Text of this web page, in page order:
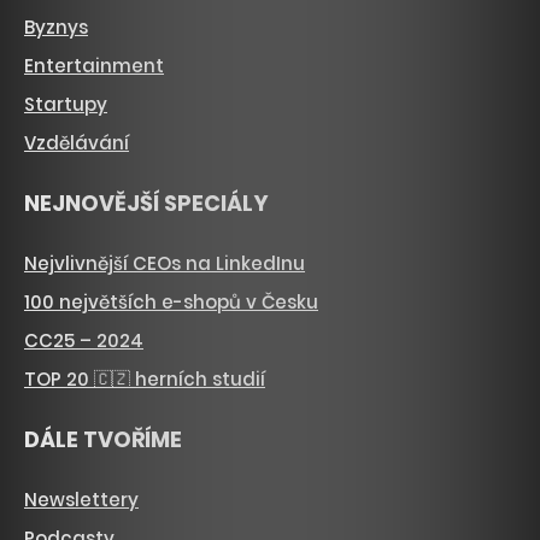
Byznys
Entertainment
Startupy
Vzdělávání
NEJNOVĚJŠÍ SPECIÁLY
Nejvlivnější CEOs na LinkedInu
100 největších e-shopů v Česku
CC25 – 2024
TOP 20 🇨🇿 herních studií
DÁLE TVOŘÍME
Newslettery